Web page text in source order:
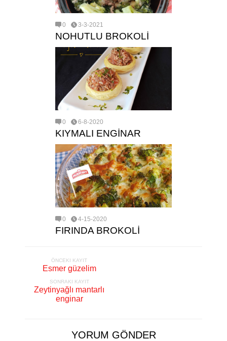
0 3-3-2021
NOHUTLU BROKOLİ
0 6-8-2020
KIYMALI ENGİNAR
0 4-15-2020
FIRINDA BROKOLİ
ÖNCEKI KAYIT
Esmer güzelim
SONRAKI KAYIT
Zeytinyağlı mantarlı
enginar
YORUM GÖNDER